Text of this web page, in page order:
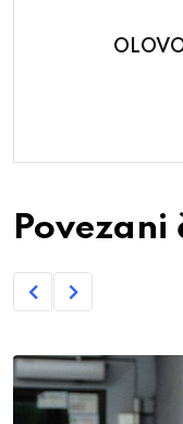
Povezani